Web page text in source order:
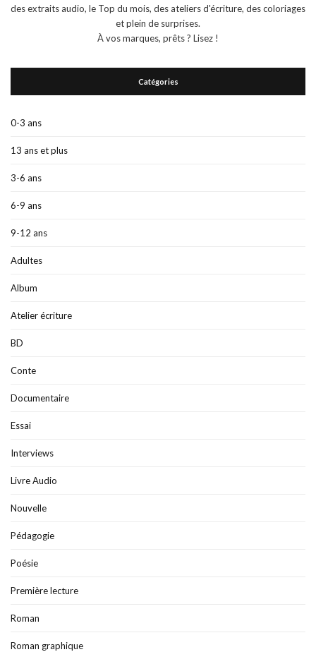
des extraits audio, le Top du mois, des ateliers d'écriture, des coloriages
et plein de surprises.
À vos marques, prêts ? Lisez !
Catégories
0-3 ans
13 ans et plus
3-6 ans
6-9 ans
9-12 ans
Adultes
Album
Atelier écriture
BD
Conte
Documentaire
Essai
Interviews
Livre Audio
Nouvelle
Pédagogie
Poésie
Première lecture
Roman
Roman graphique